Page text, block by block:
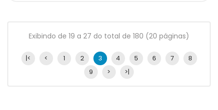
Exibindo de 19 a 27 do total de 180 (20 páginas)
|< < 1 2 3 4 5 6 7
8
9
> >|